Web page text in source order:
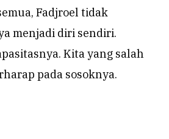
Fadjroel tidak
menjadi diri sendiri.
Kita yang salah
pada sosoknya.